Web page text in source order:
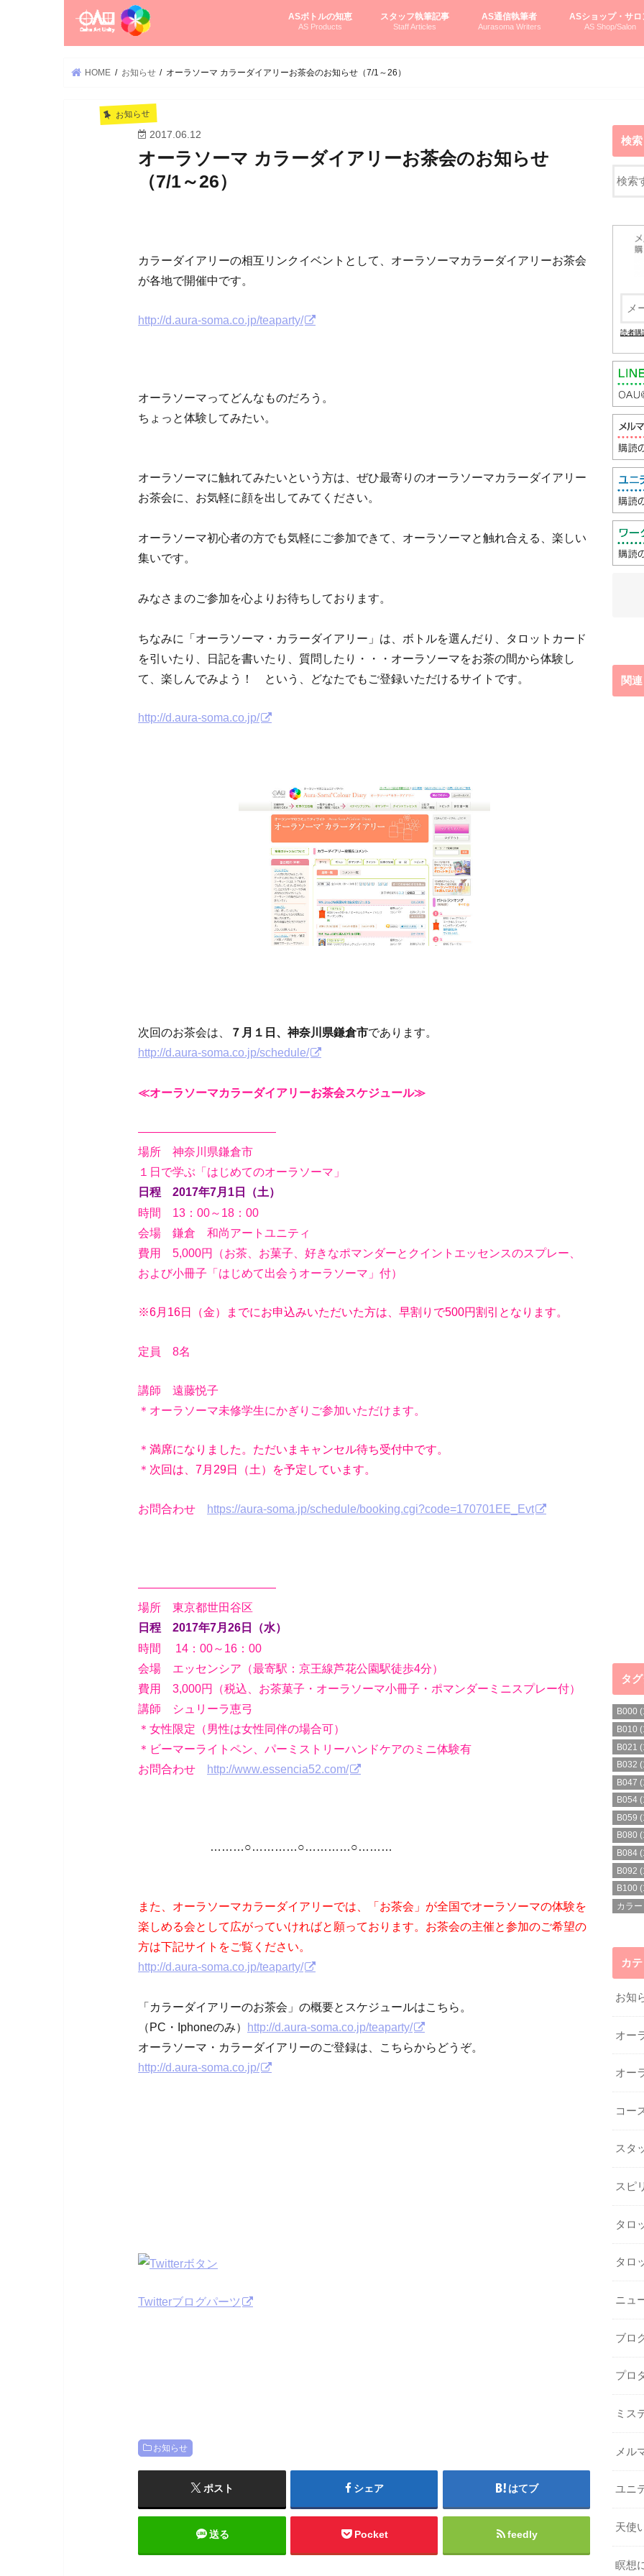
ASボトルの知恵
AS Products
スタッフ執筆記事
Staff Articles
AS通信執筆者
Aurasoma Writers
ASショップ・サロ
AS Shop/Salon
HOME お知らせ オーラソーマ カラーダイアリーお茶会のお知らせ（7/1～26）
お知らせ
2017.06.12
オーラソーマ カラーダイアリーお茶会のお知らせ
（7/1～26）
カラーダイアリーの相互リンクイベントとして、オーラソーマカラーダイアリーお茶会
が各地で開催中です。
http://d.aura-soma.co.jp/teaparty/
オーラソーマってどんなものだろう。
ちょっと体験してみたい。
オーラソーマに触れてみたいという方は、ぜひ最寄りのオーラソーマカラーダイアリー
お茶会に、お気軽に顔を出してみてください。
オーラソーマ初心者の方でも気軽にご参加できて、オーラソーマと触れ合える、楽しい
集いです。
みなさまのご参加を心よりお待ちしております。
ちなみに「オーラソーマ・カラーダイアリー」は、ボトルを選んだり、タロットカード
を引いたり、日記を書いたり、質問したり・・・オーラソーマをお茶の間から体験し
て、楽しんでみよう！ という、どなたでもご登録いただけるサイトです。
http://d.aura-soma.co.jp/
次回のお茶会は、 ７月１日、神奈川県鎌倉市であります。
http://d.aura-soma.co.jp/schedule/
≪オーラソーマカラーダイアリーお茶会スケジュール≫
————————————
場所 神奈川県鎌倉市
１日で学ぶ「はじめてのオーラソーマ」
日程 2017年7月1日（土）
時間 13：00～18：00
会場 鎌倉 和尚アートユニティ
費用 5,000円（お茶、お菓子、好きなポマンダーとクイントエッセンスのスプレー、
および小冊子「はじめて出会うオーラソーマ」付）
※6月16日（金）までにお申込みいただいた方は、早割りで500円割引となります。
定員 8名
講師 遠藤悦子
＊オーラソーマ未修学生にかぎりご参加いただけます。
＊ 満席になりました。ただいまキャンセル待ち受付中です。
＊ 次回は、7月29日（土）を予定しています。
お問合わせ https://aura-soma.jp/schedule/booking.cgi?code=170701EE_Evt
————————————
場所 東京都世田谷区
日程 2017年7月26日（水）
時間
14：00～16：00
会場 エッセンシア（最寄駅：京王線芦花公園駅徒歩4分）
費用 3,000円（税込、お茶菓子・オーラソーマ小冊子・ポマンダーミニスプレー付）
講師 シュリーラ恵弓
＊女性限定（男性は女性同伴の場合可）
＊ビーマーライトペン、パーミストリーハンドケアのミニ体験有
お問合わせ http://www.essencia52.com/
………○…………○…………○………
また、オーラソーマカラーダイアリーでは、「お茶会」が全国でオーラソーマの体験を
楽しめる会として広がっていければと願っております。お茶会の主催と参加のご希望の
方は下記サイトをご覧ください。
http://d.aura-soma.co.jp/teaparty/
「カラーダイアリーのお茶会」の概要とスケジュールはこちら。
（PC・Iphoneのみ） http://d.aura-soma.co.jp/teaparty/
オーラソーマ・カラーダイアリーのご登録は、こちらからどうぞ。
http://d.aura-soma.co.jp/
Twitterブログパーツ
お知らせ
ポスト シェア はてブ
送る Pocket feedly
検索
読者購
関
タ
B000
B010
B021
B032
B047
B054
B059
B080
B084
B092
B100
カラ
カ
お知
オー
オー
コー
スタ
スピ
タロ
タロ
ニュ
ブロ
プロ
ミス
メル
ユニ
天使
瞑想